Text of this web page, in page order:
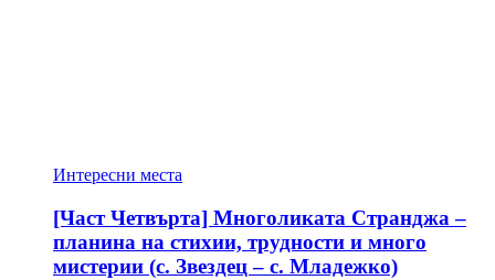
Интересни места
[Част Четвърта] Многоликата Странджа –
планина на стихии, трудности и много
мистерии (с. Звездец – с. Младежко)